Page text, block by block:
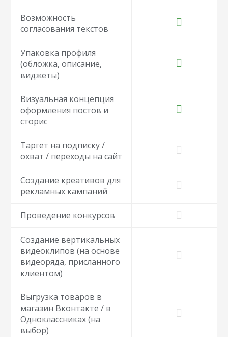
Возможность
согласования текстов
Упаковка профиля
(обложка, описание,
виджеты)
Визуальная концепция
оформления постов и
сторис
Таргет на подписку /
охват / переходы на сайт
Создание креативов для
рекламных кампаний
Проведение конкурсов
Создание вертикальных
видеоклипов (на основе
видеоряда, присланного
клиентом)
Выгрузка товаров в
магазин Вконтакте / в
Одноклассниках (на
выбор)